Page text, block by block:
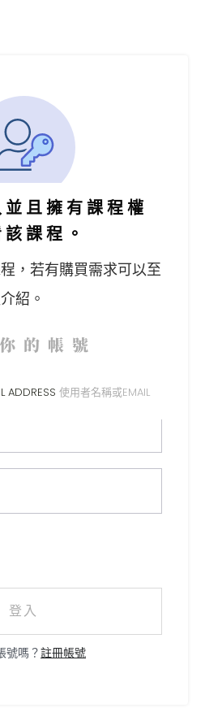
且擁有課程權
課程。
， 若有購買需求可以至
紹。
的帳號
ADDRESS 使用者名稱或EMAIL
登入
號嗎？註冊帳號